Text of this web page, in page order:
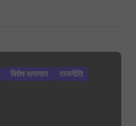
बिशेष समाचार
राजनीति